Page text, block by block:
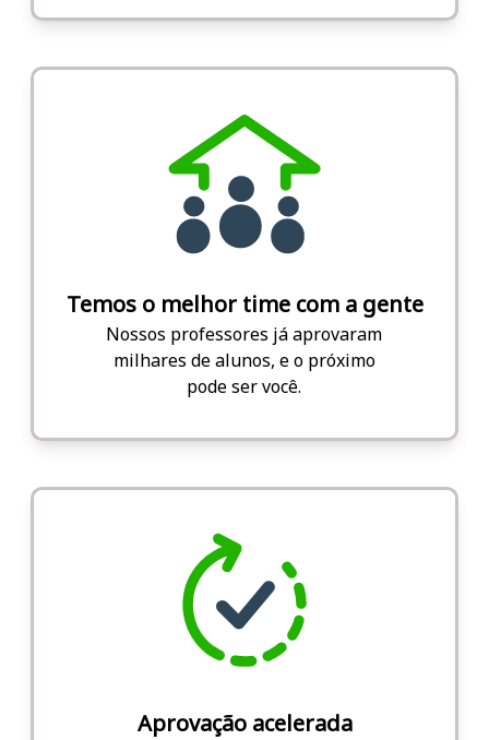
Temos o melhor time com a gente
Nossos professores já aprovaram
milhares de alunos, e o próximo
pode ser você.
Aprovação acelerada